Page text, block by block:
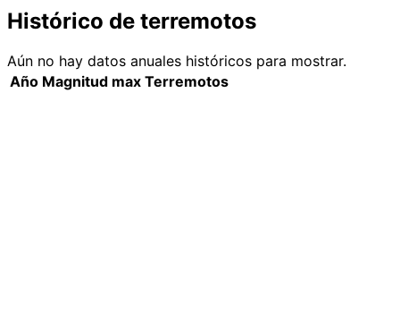
Histórico de terremotos
Aún no hay datos anuales históricos para mostrar.
Año Magnitud max Terremotos